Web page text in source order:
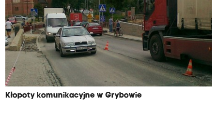
Kłopoty komunikacyjne w Grybowie